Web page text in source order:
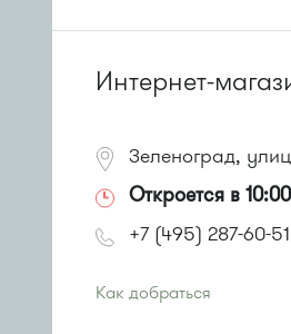
Интернет-
Зеленоград,
Откроется в 10:00
+7 (495) 287-60-51
Как добраться